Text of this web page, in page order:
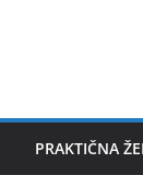
PRAKTIČNA